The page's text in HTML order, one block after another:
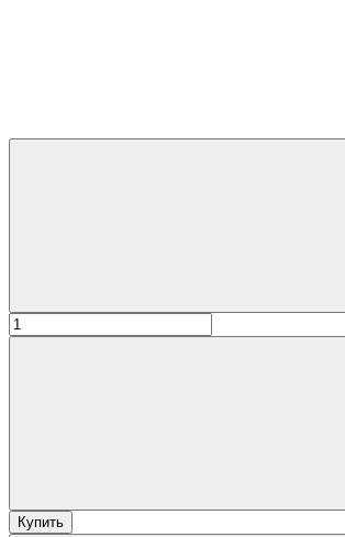
Купить